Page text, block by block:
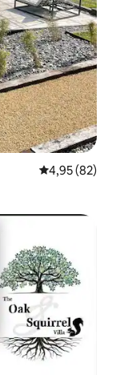
Évaluation
4,95 (82)